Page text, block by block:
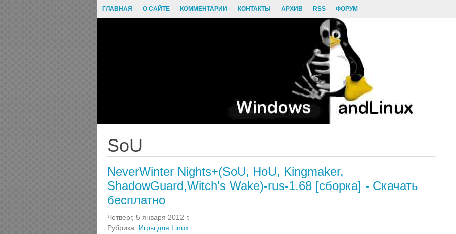
ГЛАВНАЯ О САЙТЕ КОММЕНТАРИИ КОНТАКТЫ АРХИВ RSS ФОРУМ
SoU
NeverWinter Nights+(SoU, HoU, Kingmaker,
ShadowGuard,Witch's Wake)-rus-1.68 [сборка] - Скачать
бесплатно
Четверг, 5 января 2012 г.
Рубрика: Игры для Linux